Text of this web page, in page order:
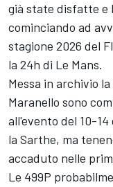
già state disfatte e
cominciando ad
stagione 2026 del
la 24h di Le Mans.
Messa in archivio
Maranello sono
all'evento del 10-
la Sarthe, ma
accaduto nelle
Le 499P